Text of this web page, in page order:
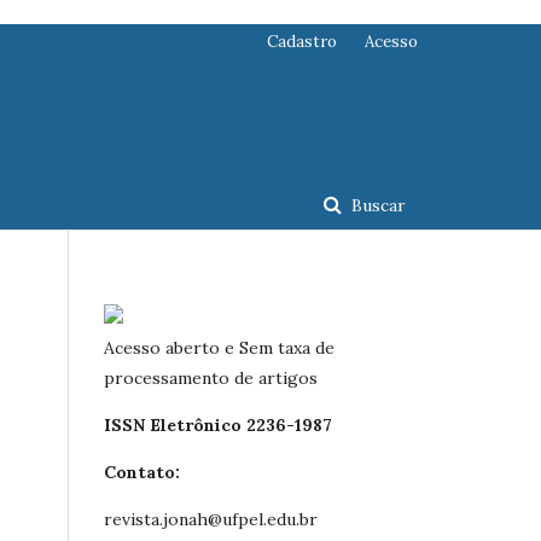
Buscar
Cadastro Acesso
Acesso aberto e Sem taxa de
processamento de artigos
ISSN Eletrônico 2236-1987
Contato:
revista.jonah@ufpel.edu.br